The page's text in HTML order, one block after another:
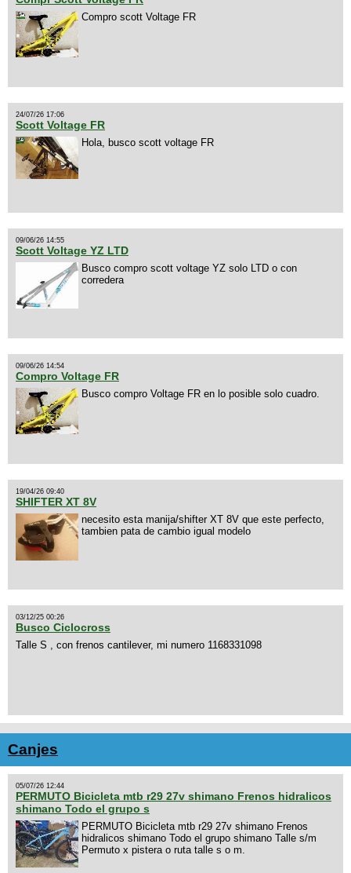
Compro scott Voltage FR
24/07/26 17:06
Scott Voltage FR
Hola, busco scott voltage FR
09/06/26 14:55
Scott Voltage YZ LTD
Busco compro scott voltage YZ solo LTD o con
corredera
09/06/26 14:54
Compro Voltage FR
Busco compro Voltage FR en lo posible solo cuadro.
19/04/26 09:40
SHIFTER XT 8V
necesito esta manija/shifter XT 8V que este perfecto,
tambien pata de cambio igual modelo
03/12/25 00:26
Busco Ciclocross
Talle S , con frenos cantilever, mi numero 1168331098
Canjes
05/07/26 12:44
PERMUTO Bicicleta mtb r29 27v shimano Frenos hidralicos
shimano Todo el grupo s
PERMUTO Bicicleta mtb r29 27v shimano Frenos
hidralicos shimano Todo el grupo shimano Talle s/m
Permuto x pistera o ruta talle s o m.